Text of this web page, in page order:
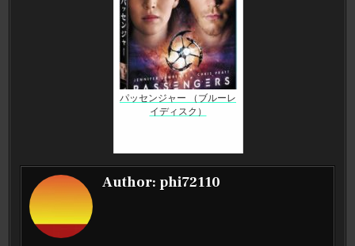
パッセンジャー （ブルーレ
イディスク）
Author: phi72110